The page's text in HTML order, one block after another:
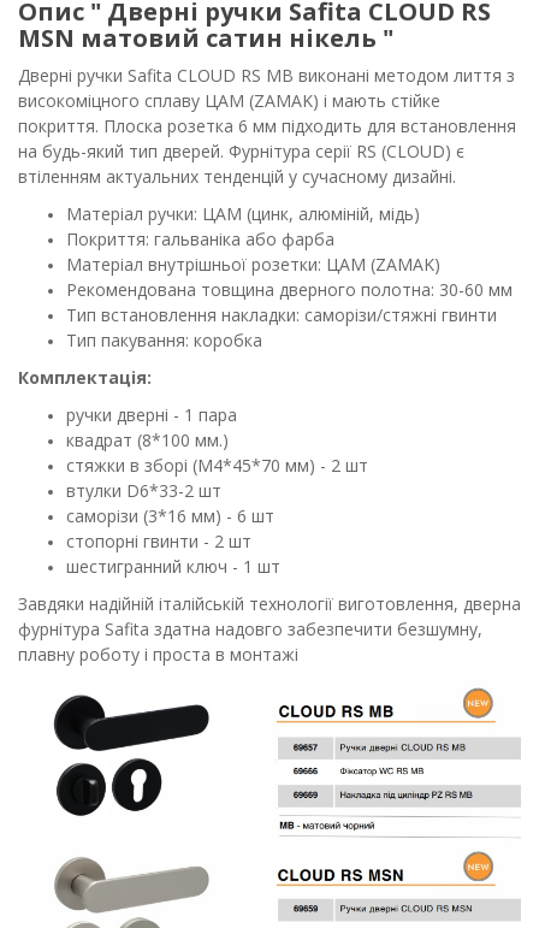
Опис " Дверні ручки Safita CLOUD RS
MSN матовий сатин нікель "
Дверні ручки Safita CLOUD RS MB виконані методом лиття з
високоміцного сплаву ЦАМ (ZAMAK) і мають стійке
покриття. Плоска розетка 6 мм підходить для встановлення
на будь-який тип дверей. Фурнітура серії RS (CLOUD) є
втіленням актуальних тенденцій у сучасному дизайні.
Матеріал ручки: ЦАМ (цинк, алюміній, мідь)
Покриття: гальваніка або фарба
Матеріал внутрішньої розетки: ЦАМ (ZAMAK)
Рекомендована товщина дверного полотна: 30-60 мм
Тип встановлення накладки: саморізи/стяжні гвинти
Тип пакування: коробка
Комплектація:
ручки дверні - 1 пара
квадрат (8*100 мм.)
стяжки в зборі (М4*45*70 мм) - 2 шт
втулки D6*33-2 шт
саморізи (3*16 мм) - 6 шт
стопорні гвинти - 2 шт
шестигранний ключ - 1 шт
Завдяки надійній італійській технології виготовлення, дверна
фурнітура Safita здатна надовго забезпечити безшумну,
плавну роботу і проста в монтажі